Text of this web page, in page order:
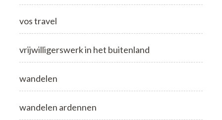
vos travel
vrijwilligerswerk in het buitenland
wandelen
wandelen ardennen